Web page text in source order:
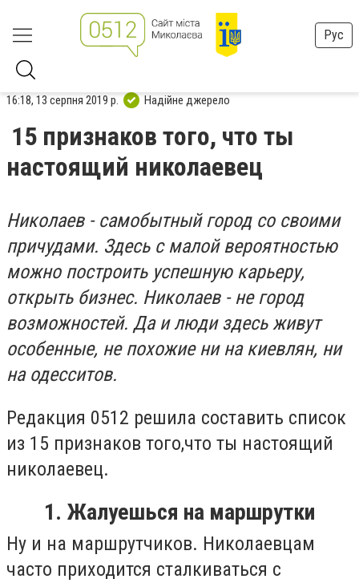
Рус
16:18, 13 серпня 2019 р. Надійне джерело
15 признаков того, что ты
настоящий николаевец
Николаев - самобытный город со своими
причудами. Здесь с малой вероятностью
можно построить успешную карьеру,
открыть бизнес. Николаев - не город
возможностей. Да и люди здесь живут
особенные, не похожие ни на киевлян, ни
на одесситов.
Редакция 0512 решила составить список
из 15 признаков того,что ты настоящий
николаевец.
1. Жалуешься на маршрутки
Ну и на маршрутчиков. Николаевцам
часто приходится сталкиваться с